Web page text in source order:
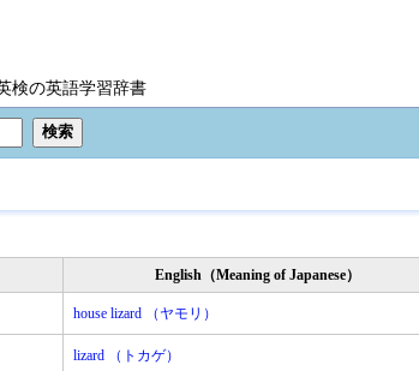
検の英語学習辞書
English（Meaning of Japanese）
house lizard （ヤモリ）
lizard （トカゲ）